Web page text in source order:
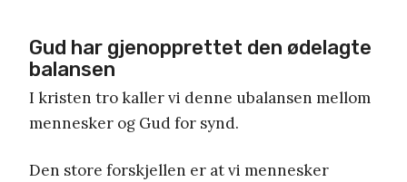
Gud har gjenopprettet den ødelagte
balansen
I kristen tro kaller vi denne ubalansen mellom
mennesker og Gud for synd.
Den store forskjellen er at vi mennesker